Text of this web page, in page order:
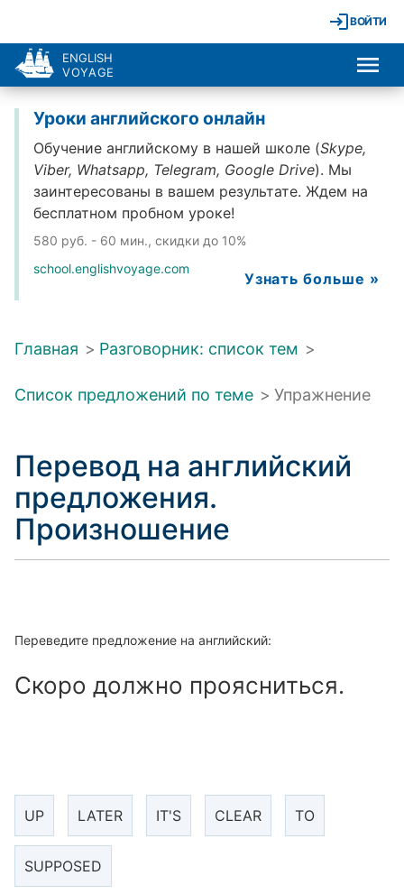
ВОЙТИ
ENGLISH
VOYAGE
Уроки английского онлайн
Обучение английскому в нашей школе (Skype,
Viber, Whatsapp, Telegram, Google Drive). Мы
заинтересованы в вашем результате. Ждем на
бесплатном пробном уроке!
580 руб. - 60 мин., скидки до 10%
school.englishvoyage.com
Узнать больше »
Главная > Разговорник: список тем >
Список предложений по теме > Упражнение
Перевод на английский
предложения.
Произношение
Переведите предложение на английский:
Скоро должно проясниться.
UP LATER IT'S CLEAR TO
SUPPOSED